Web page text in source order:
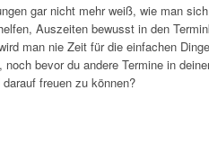
gar nicht mehr weiß, wie man
Auszeiten bewusst in den
man nie Zeit für die einfachen
bevor du andere Termine in
freuen zu können?